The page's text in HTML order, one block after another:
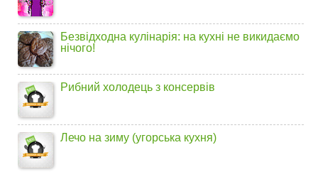
Безвідходна кулінарія: на кухні не викидаємо
нічого!
Рибний холодець з консервів
Лечо на зиму (угорська кухня)